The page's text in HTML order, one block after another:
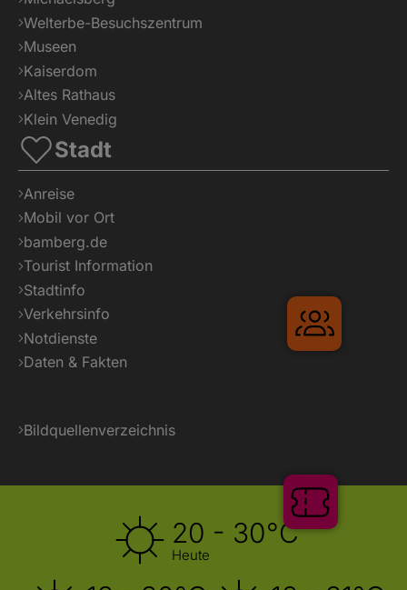
Welterbe-Besuchszentrum
Museen
Kaiserdom
Altes Rathaus
Klein Venedig
Stadt
Anreise
Mobil vor Ort
bamberg.de
Tourist Information
Stadtinfo
Verkehrsinfo
Notdienste
Daten & Fakten
Bildquellenverzeichnis
20 - 30°C
Heute